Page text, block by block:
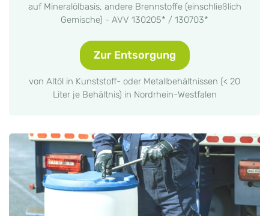
auf Mineralölbasis, andere Brennstoffe (einschließlich
Gemische) - AVV 130205* / 130703*
Zur Entsorgung
von Altöl in Kunststoff- oder Metallbehältnissen (< 20
Liter je Behältnis) in Nordrhein-Westfalen